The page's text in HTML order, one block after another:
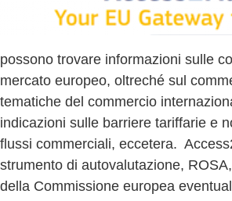
v
a
possono trovare informazioni sulle
mercato europeo, oltreché sul
tematiche del commercio
indicazioni sulle barriere tariffarie e
flussi commerciali, eccetera.
strumento di autovalutazione,
della Commissione europea